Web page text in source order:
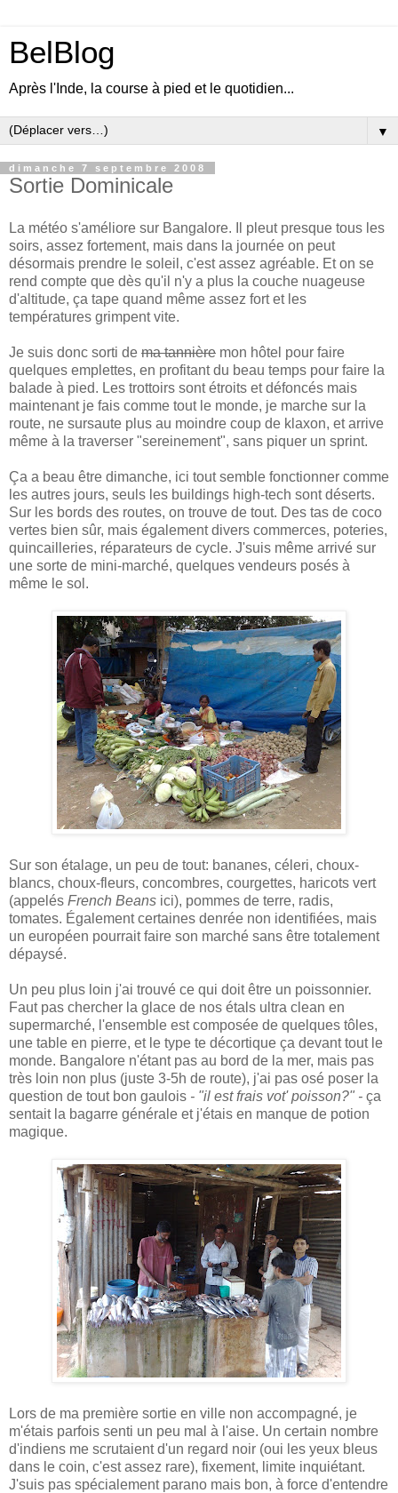
BelBlog
Après l'Inde, la course à pied et le quotidien...
▼
dimanche 7 septembre 2008
Sortie Dominicale
La météo s'améliore sur Bangalore. Il pleut presque tous les
soirs, assez fortement, mais dans la journée on peut
désormais prendre le soleil, c'est assez agréable. Et on se
rend compte que dès qu'il n'y a plus la couche nuageuse
d'altitude, ça tape quand même assez fort et les
températures grimpent vite.
Je suis donc sorti de ma tannière mon hôtel pour faire
quelques emplettes, en profitant du beau temps pour faire la
balade à pied. Les trottoirs sont étroits et défoncés mais
maintenant je fais comme tout le monde, je marche sur la
route, ne sursaute plus au moindre coup de klaxon, et arrive
même à la traverser "sereinement", sans piquer un sprint.
Ça a beau être dimanche, ici tout semble fonctionner comme
les autres jours, seuls les buildings high-tech sont déserts.
Sur les bords des routes, on trouve de tout. Des tas de coco
vertes bien sûr, mais également divers commerces, poteries,
quincailleries, réparateurs de cycle. J'suis même arrivé sur
une sorte de mini-marché, quelques vendeurs posés à
même le sol.
Sur son étalage, un peu de tout: bananes, céleri, choux-
blancs, choux-fleurs, concombres, courgettes, haricots vert
(appelés French Beans ici), pommes de terre, radis,
tomates. Également certaines denrée non identifiées, mais
un européen pourrait faire son marché sans être totalement
dépaysé.
Un peu plus loin j'ai trouvé ce qui doit être un poissonnier.
Faut pas chercher la glace de nos étals ultra clean en
supermarché, l'ensemble est composée de quelques tôles,
une table en pierre, et le type te décortique ça devant tout le
monde. Bangalore n'étant pas au bord de la mer, mais pas
très loin non plus (juste 3-5h de route), j'ai pas osé poser la
question de tout bon gaulois - "il est frais vot' poisson?" - ça
sentait la bagarre générale et j'étais en manque de potion
magique.
Lors de ma première sortie en ville non accompagné, je
m'étais parfois senti un peu mal à l'aise. Un certain nombre
d'indiens me scrutaient d'un regard noir (oui les yeux bleus
dans le coin, c'est assez rare), fixement, limite inquiétant.
J'suis pas spécialement parano mais bon, à force d'entendre